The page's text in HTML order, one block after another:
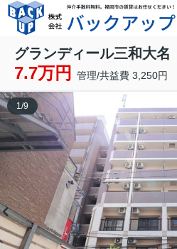
グランディール三和大名
7.7万円 管理/共益費 3,250円
1/9